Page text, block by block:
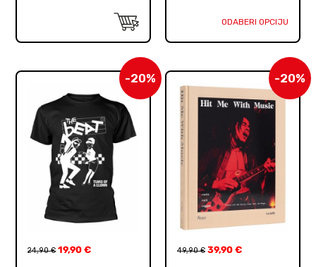
ODABERI OPCIJU
-20%
24,90€ 19,90€
-20%
49,90€ 39,90 €